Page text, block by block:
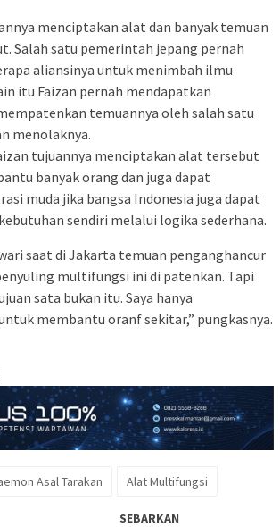
menciptakan alat dan banyak temuan
Salah satu pemerintah jepang pernah
aliansinya untuk menimbah ilmu
itu Faizan pernah mendapatkan
temuannya oleh salah satu
menolaknya.
tujuannya menciptakan alat tersebut
banyak orang dan juga dapat
muda jika bangsa Indonesia juga dapat
sendiri melalui logika sederhana.
saat di Jakarta temuan penganghancur
multifungsi ini di patenkan. Tapi
sata bukan itu. Saya hanya
membantu oranf sekitar,” pungkasnya.
Asal Tarakan Alat Multifungsi
SEBARKAN